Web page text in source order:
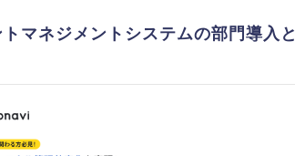
トマネジメントシステムの部門導入と